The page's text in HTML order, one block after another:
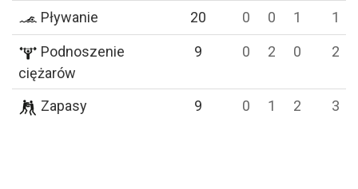
Pływanie 20 0 0 1 1
Podnoszenie
ciężarów
9 0 2 0 2
Zapasy 9 0 1 2 3